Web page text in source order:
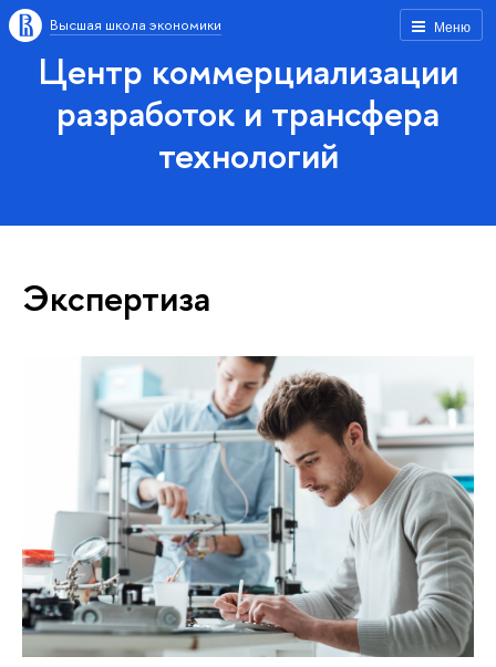
Меню
Высшая школа экономики
Центр коммерциализации
разработок и трансфера
технологий
Экспертиза